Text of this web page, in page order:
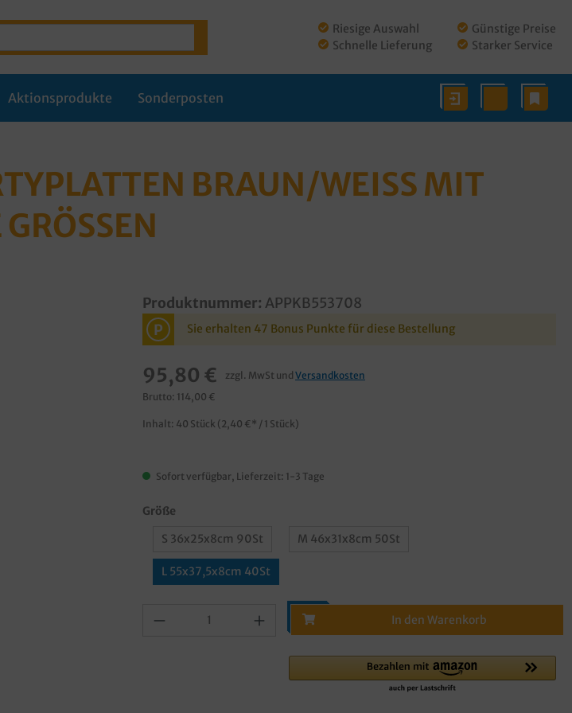
Riesige Auswahl
Schnelle Lieferung
Günstige Preise
Starker Service
Aktionsprodukte Sonderposten
BRAUN/WEISS MIT S
Produktnummer: APPKB553708
P Sie erhalten 47 Bonus Punkte für diese Bestellung
95,80 € zzgl. MwSt und Versandkosten
Brutto: 114,00 €
Inhalt: 40 Stück (2,40 €* / 1 Stück)
Sofort verfügbar, Lieferzeit: 1-3 Tage
Größe
S 36x25x8cm 90St
M 46x31x8cm 50St
L 55x37,5x8cm 40St
In den Warenkorb